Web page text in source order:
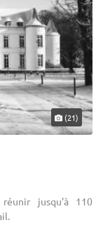
(21)
jusqu'à 110